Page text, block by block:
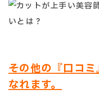
その他の『口コ
なれます。